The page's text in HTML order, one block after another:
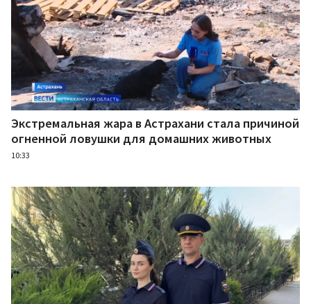
Экстремальная жара в Астрахани стала причиной
огненной ловушки для домашних животных
10:33